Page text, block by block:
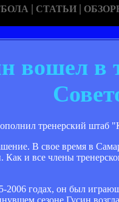
| СТАТЬИ |
вошел
тренерский штаб
В свое время в
и все члены
2006 годах, он был
сезоне Гусин